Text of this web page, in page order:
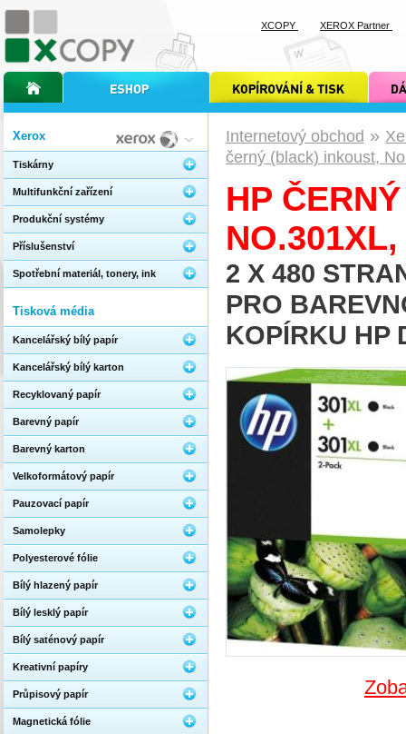
Internetový obchod »
černý (black) inkoust,
HP
2 X 480
PRO
KOPÍRKU HP
Xerox
Tiskárny
Multifunkční zařízení
Produkční systémy
Příslušenství
Spotřební materiál, tonery, ink
Tisková média
Kancelářský bílý papír
Kancelářský bílý karton
Recyklovaný papír
Barevný papír
Barevný karton
Velkoformátový papír
Pauzovací papír
Samolepky
Polyesterové fólie
Bílý hlazený papír
Bílý lesklý papír
Bílý saténový papír
Kreativní papíry
Průpisový papír
Magnetická fólie
úvodní stránka xcopyinternetový obchod xcopy kopírování a tisk xcopy dárkové
XCOPY XEROX Partner